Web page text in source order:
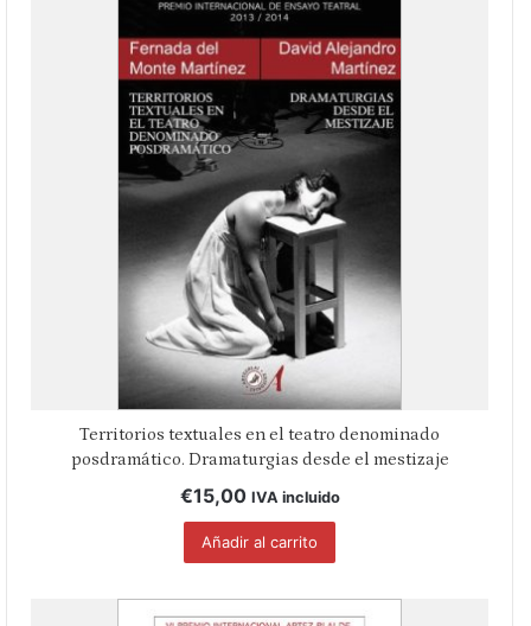
Territorios textuales en el teatro denominado
posdramático. Dramaturgias desde el mestizaje
€15,00 IVA incluido
Añadir al carrito